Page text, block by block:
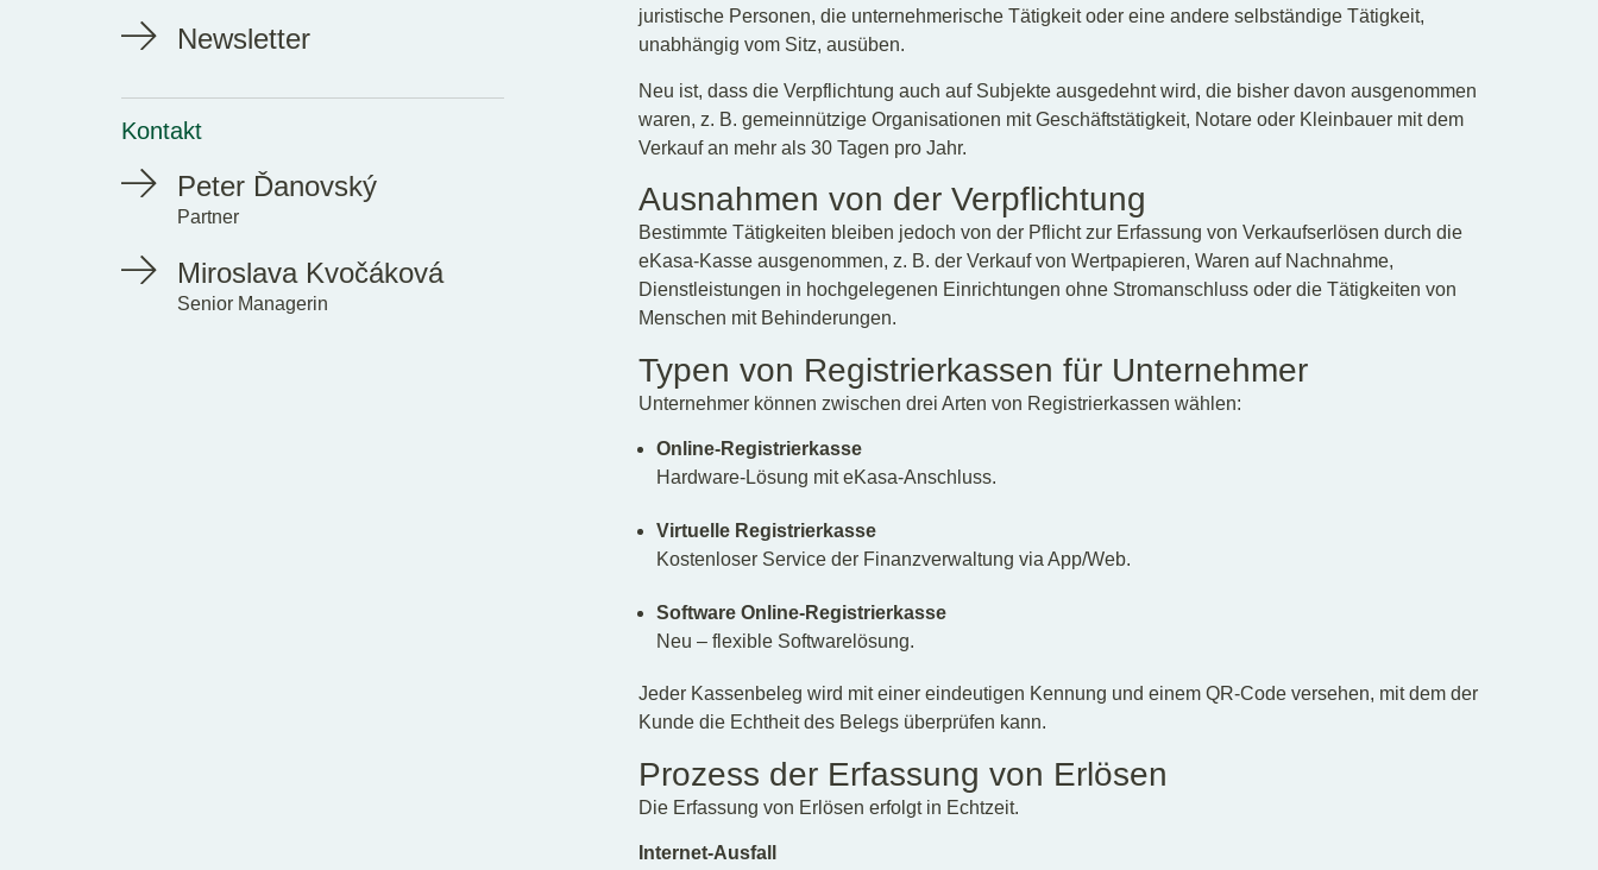
Newsletter
Kontakt
Peter Ďanovský
Partner
Miroslava Kvočáková
Senior Managerin
juristische Personen, die unternehmerische Tätigkeit oder eine andere selbständige Tätigkeit,
unabhängig vom Sitz, ausüben.
Neu ist, dass die Verpflichtung auch auf Subjekte ausgedehnt wird, die bisher davon ausgenommen
waren, z. B. gemeinnützige Organisationen mit Geschäftstätigkeit, Notare oder Kleinbauer mit dem
Verkauf an mehr als 30 Tagen pro Jahr.
Ausnahmen von der Verpflichtung
Bestimmte Tätigkeiten bleiben jedoch von der Pflicht zur Erfassung von Verkaufserlösen durch die
eKasa-Kasse ausgenommen, z. B. der Verkauf von Wertpapieren, Waren auf Nachnahme,
Dienstleistungen in hochgelegenen Einrichtungen ohne Stromanschluss oder die Tätigkeiten von
Menschen mit Behinderungen.
Typen von Registrierkassen für Unternehmer
Unternehmer können zwischen drei Arten von Registrierkassen wählen:
Online-Registrierkasse
Hardware-Lösung mit eKasa-Anschluss.
Virtuelle Registrierkasse
Kostenloser Service der Finanzverwaltung via App/Web.
Software Online-Registrierkasse
Neu – flexible Softwarelösung.
Jeder Kassenbeleg wird mit einer eindeutigen Kennung und einem QR-Code versehen, mit dem der
Kunde die Echtheit des Belegs überprüfen kann.
Prozess der Erfassung von Erlösen
Die Erfassung von Erlösen erfolgt in Echtzeit.
Internet-Ausfall